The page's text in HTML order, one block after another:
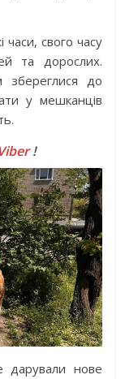
часи, свого часу
та дорослих.
збереглися до
у мешканців
Viber!
дарували нове